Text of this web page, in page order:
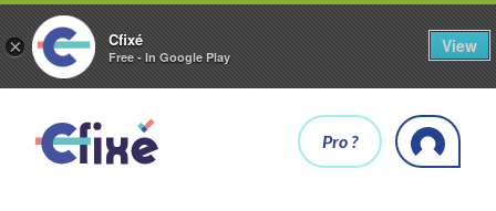
× Cfixé
Free - In Google Play
View
Pro ?